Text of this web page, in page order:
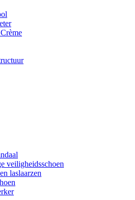
veiligheidsschoen
laslaarzen